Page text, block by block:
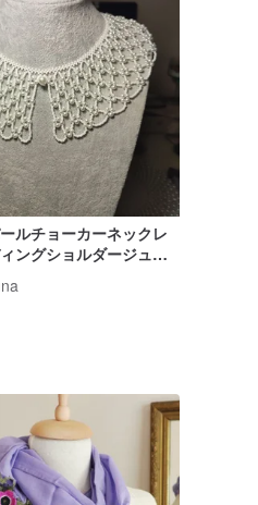
ルチョーカーネックレ
ングショルダージュエ